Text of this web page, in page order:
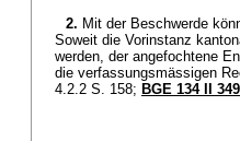
2. Mit der Beschwerde
Soweit die Vorinstanz
werden, der angefochtene
die verfassungsmässigen
4.2.2 S. 158; BGE 134 II 349